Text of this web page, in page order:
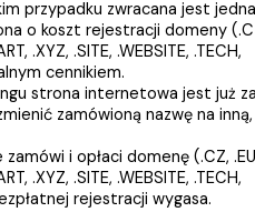
przypadku zwracana jest
o koszt rejestracji domeny
.XYZ, .SITE, .WEBSITE, .TECH,
cennikiem.
strona internetowa jest już
zamówioną nazwę na
i opłaci domenę (.CZ,
.XYZ, .SITE, .WEBSITE, .TECH,
rejestracji wygasa.